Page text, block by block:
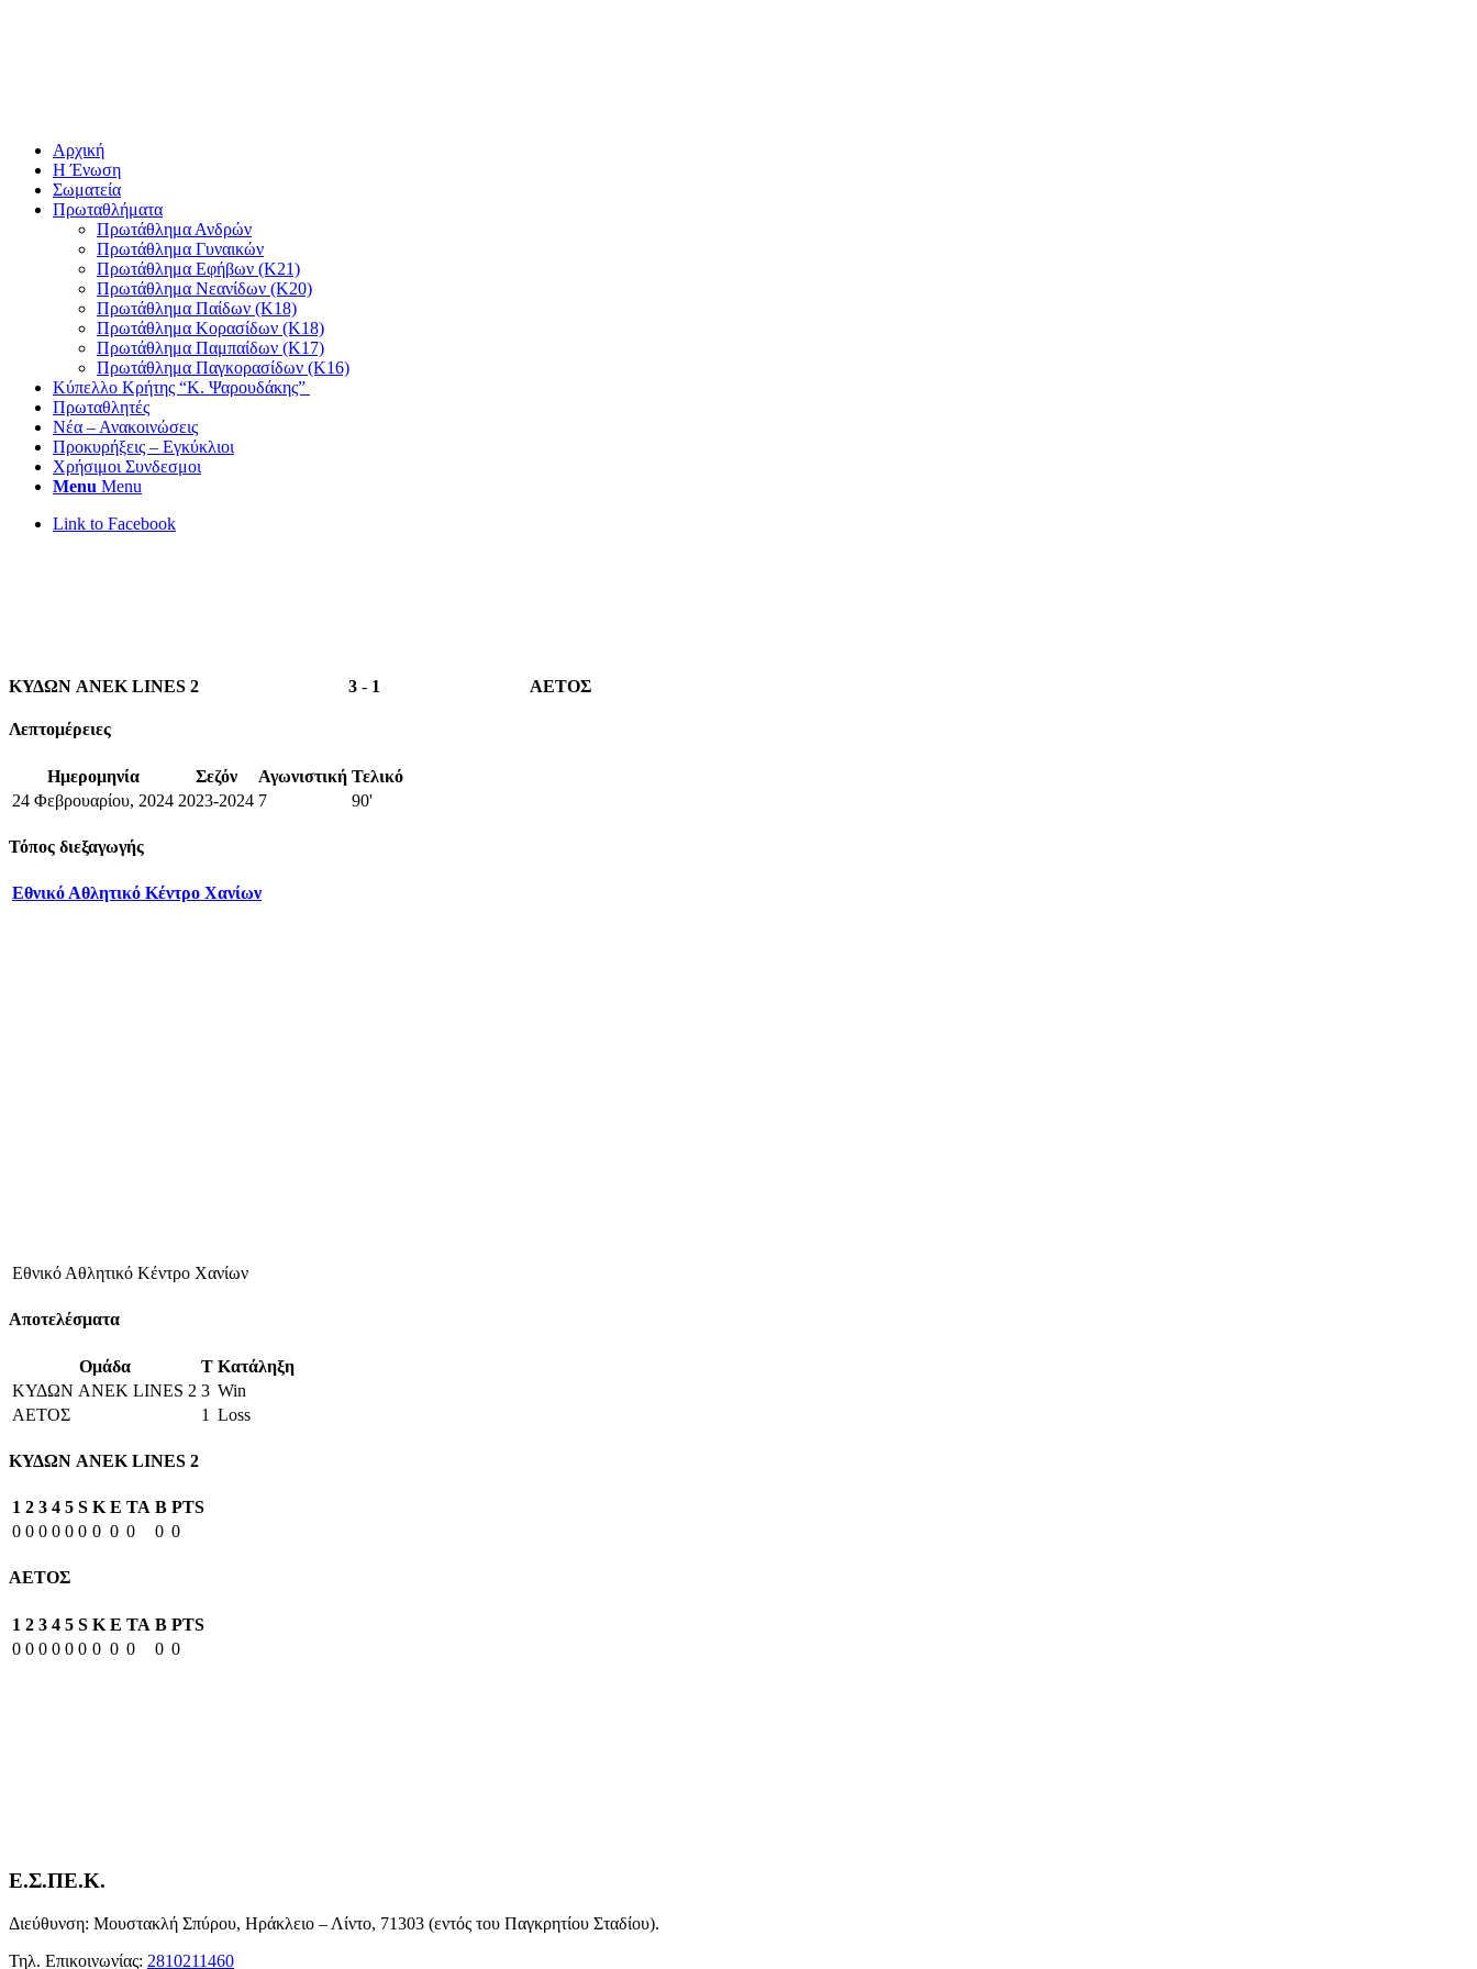
Αρχική
Η Ένωση
Σωματεία
Πρωταθλήματα
Πρωτάθλημα Ανδρών
Πρωτάθλημα Γυναικών
Πρωτάθλημα Εφήβων (Κ21)
Πρωτάθλημα Νεανίδων (Κ20)
Πρωτάθλημα Παίδων (Κ18)
Πρωτάθλημα Κορασίδων (Κ18)
Πρωτάθλημα Παμπαίδων (Κ17)
Πρωτάθλημα Παγκορασίδων (Κ16)
Κύπελλο Κρήτης “Κ. Ψαρουδάκης”
Πρωταθλητές
Νέα – Ανακοινώσεις
Προκυρήξεις – Εγκύκλιοι
Χρήσιμοι Συνδεσμοι
Menu Menu
Link to Facebook
ΚΥΔΩΝ ANEK LINES 2 3 - 1 ΑΕΤΟΣ
Λεπτομέρειες
Ημερομηνία Σεζόν Αγωνιστική Τελικό
24 Φεβρουαρίου, 2024 2023-2024 7 90'
Τόπος διεξαγωγής
Εθνικό Αθλητικό Κέντρο Χανίων
Εθνικό Αθλητικό Κέντρο Χανίων
Αποτελέσματα
Ομάδα T Κατάληξη
ΚΥΔΩΝ ANEK LINES 2 3 Win
ΑΕΤΟΣ
1 Loss
ΚΥΔΩΝ ANEK LINES 2
1 2 3 4 5 S K E TA B PTS
0 0 0 0 0 0 0 0 0 0 0
ΑΕΤΟΣ
1 2 3 4 5 S K E TA B PTS
0 0 0 0 0 0 0 0 0 0 0
Ε.Σ.ΠΕ.Κ.
Διεύθυνση: Μουστακλή Σπύρου, Ηράκλειο – Λίντο, 71303 (εντός του Παγκρητίου Σταδίου).
Τηλ. Επικοινωνίας: 2810211460